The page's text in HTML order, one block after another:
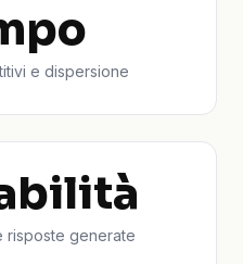
e dispersione
risposte generate